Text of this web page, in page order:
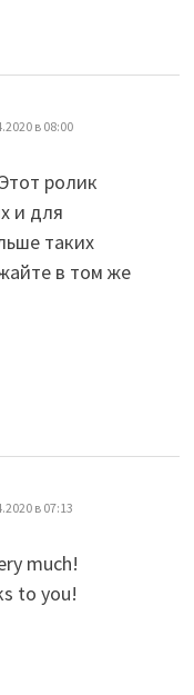
в 08:00
ролик
и для
таких
в том же
в 07:13
much!
to you!